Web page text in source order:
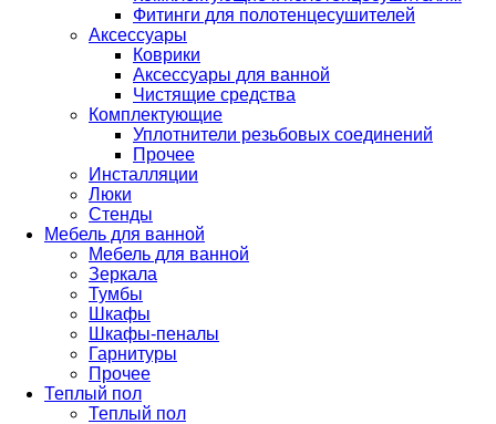
Фитинги для полотенцесушителей
Аксессуары
Коврики
Аксессуары для ванной
Чистящие средства
Комплектующие
Уплотнители резьбовых соединений
Прочее
Инсталляции
Люки
Стенды
Мебель для ванной
Мебель для ванной
Зеркала
Тумбы
Шкафы
Шкафы-пеналы
Гарнитуры
Прочее
Теплый пол
Теплый пол